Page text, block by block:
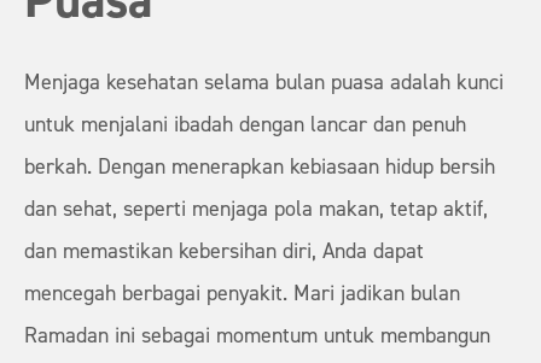
Menjaga kesehatan selama bulan puasa adalah kunci
untuk menjalani ibadah dengan lancar dan penuh
berkah. Dengan menerapkan kebiasaan hidup bersih
dan sehat, seperti menjaga pola makan, tetap aktif,
dan memastikan kebersihan diri, Anda dapat
mencegah berbagai penyakit. Mari jadikan bulan
Ramadan ini sebagai momentum untuk membangun